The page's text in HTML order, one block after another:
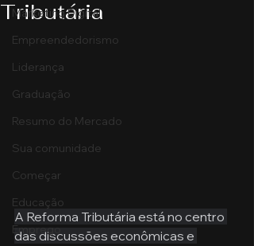
Marketing Digital
Empreendedorismo
Liderança
Graduação
Resumo do Mercado
Sua comunidade
Começar
Educação
Emprego
Tributária
A Reforma Tributária está no centro
das discussões econômicas e